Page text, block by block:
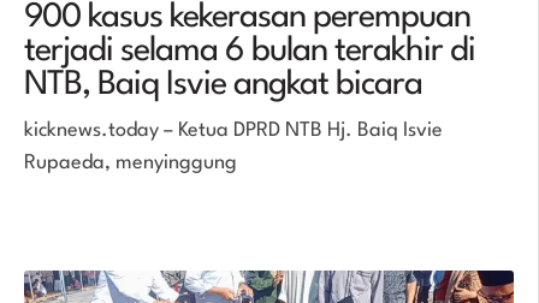
900 kasus kekerasan perempuan
terjadi selama 6 bulan terakhir di
NTB, Baiq Isvie angkat bicara
kicknews.today – Ketua DPRD NTB Hj. Baiq Isvie
Rupaeda, menyinggung